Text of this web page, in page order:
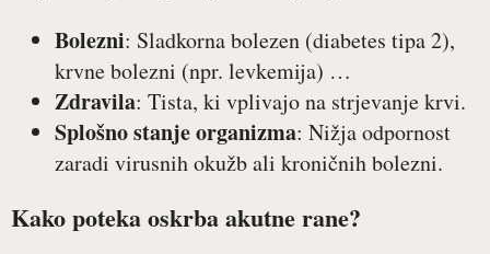
Bolezni: Sladkorna bolezen (diabetes tipa 2),
krvne bolezni (npr. levkemija) …
Zdravila: Tista, ki vplivajo na strjevanje krvi.
Splošno stanje organizma: Nižja odpornost
zaradi virusnih okužb ali kroničnih bolezni.
Kako poteka oskrba akutne rane?